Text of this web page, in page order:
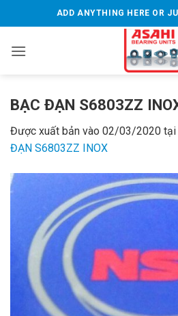
qua
dung
ADD ANYTHING HERE OR
BẠC ĐẠN S6803ZZ
Được xuất bản vào 02/03/2020 tại
ĐẠN S6803ZZ INOX